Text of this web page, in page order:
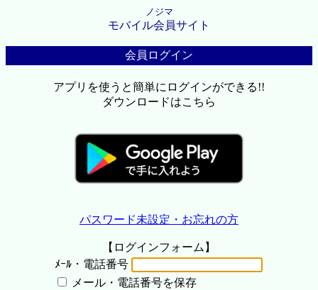
ノジマ
モバイル会員サイト
会員ログイン
アプリを使うと簡単にログインができる!!
ダウンロードはこちら
パスワード未設定・お忘れの方
【ログインフォーム】
ﾒｰﾙ・電話番号
メール・電話番号を保存